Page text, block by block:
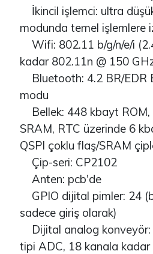
İkincil işlemci: ultra
modunda temel işlemlere
Wifi: 802.11 b/g/n/e/i
kadar 802.11n @ 150
Bluetooth: 4.2 BR/EDR
modu
Bellek: 448 kbayt
SRAM, RTC üzerinde 6
QSPI çoklu flaş/SRAM
Çip-seri: CP2102
Anten: pcb'de
GPIO dijital pimler: 24
sadece giriş olarak)
Dijital analog konveyör:
tipi ADC, 18 kanala kadar